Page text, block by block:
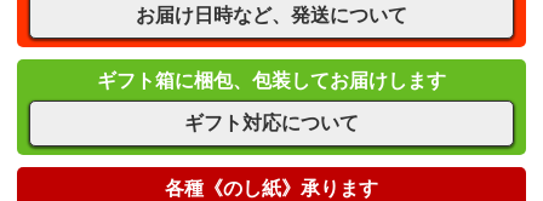
お届け日時など、発送について
ギフト箱に梱包、包装してお届けします
ギフト対応について
各種《のし紙》承ります